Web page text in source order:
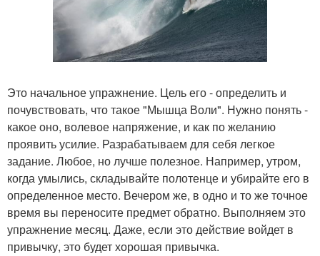
Это начальное упражнение. Цель его - определить и
почувствовать, что такое "Мышца Воли". Нужно понять -
какое оно, волевое напряжение, и как по желанию
проявить усилие. Разрабатываем для себя легкое
задание. Любое, но лучше полезное. Например, утром,
когда умылись, складывайте полотенце и убирайте его в
определенное место. Вечером же, в одно и то же точное
время вы переносите предмет обратно. Выполняем это
упражнение месяц. Даже, если это действие войдет в
привычку, это будет хорошая привычка.